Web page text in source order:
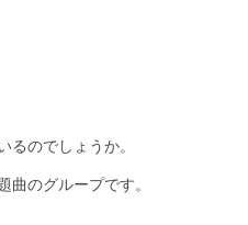
るのでしょうか。
曲のグループです。